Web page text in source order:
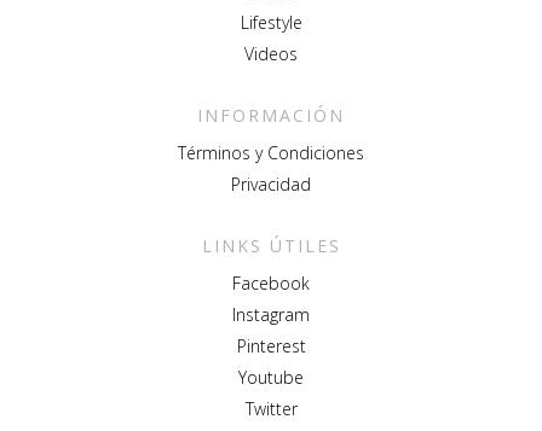
Lifestyle
Videos
INFORMACIÓN
Términos y Condiciones
Privacidad
LINKS ÚTILES
Facebook
Instagram
Pinterest
Youtube
Twitter